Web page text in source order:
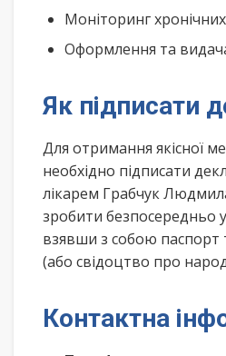
Моніторинг
Оформлення та
Як підписати
Для отримання якісної
необхідно підписати
лікарем Грабчук
зробити безпосередньо
взявши з собою паспорт
(або свідоцтво про
Контактна